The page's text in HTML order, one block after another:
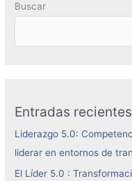
Buscar
Entradas recientes
Liderazgo 5.0:
liderar en entornos de
El Líder 5.0 :